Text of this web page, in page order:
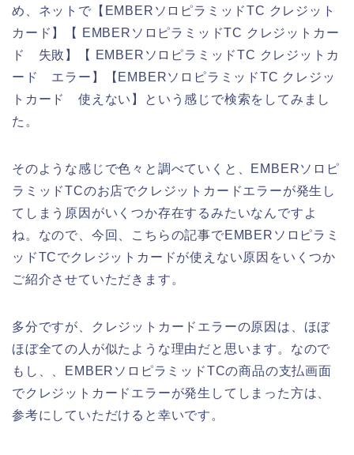
め、ネットで【EMBERソロピラミッドTC クレジット
カード】【 EMBERソロピラミッドTC クレジットカー
ド 失敗】【 EMBERソロピラミッドTC クレジットカ
ード エラー】【EMBERソロピラミッドTC クレジッ
トカード 使えない】という感じで検索をしてみまし
た。
そのような感じで色々と調べていくと、EMBERソロピ
ラミッドTCのお店でクレジットカードエラーが発生し
てしまう原因がいくつか存在するみたいなんですよ
ね。なので、今回、こちらの記事でEMBERソロピラミ
ッドTCでクレジットカードが使えない原因をいくつか
ご紹介させていただきます。
多分ですが、クレジットカードエラーの原因は、ほぼ
ほぼ全ての人が似たような理由だと思います。なので
もし、、EMBERソロピラミッドTCの商品の支払画面
でクレジットカードエラーが発生してしまった方は、
参考にしていただけると幸いです。